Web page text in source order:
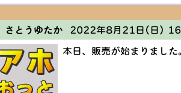
さとうゆたか2022年8月21日(日)
本日、販売が始まりました